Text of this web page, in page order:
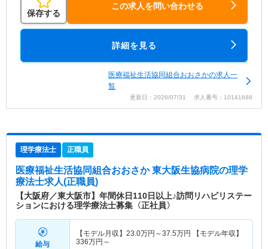
保存する
この求人を問い合わせる
詳細を見る
医療福祉生活協同組合おおさかの求人一
覧
更新日：2026/07/31 求人番号：10141688
理学療法士 正職員
医療福祉生活協同組合おおさか 東大阪生協病院の理学
療法士求人(正職員)
【大阪府／東大阪市】年間休日110日以上♪訪問リハビリステー
ションにおける理学療法士募集〈正社員〉
給与
【モデル月収】 23.0万円～37.5万円 【モデル年収】
336万円～